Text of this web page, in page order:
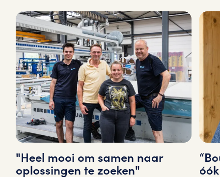
"Heel mooi om samen naar
oplossingen te zoeken"